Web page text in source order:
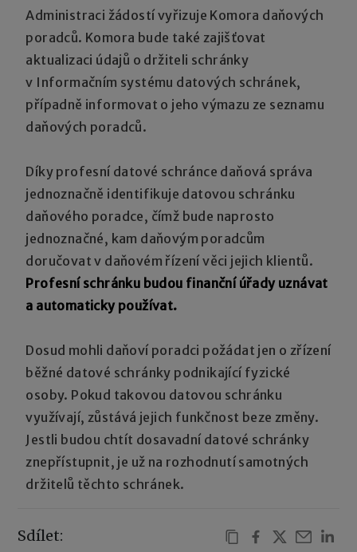
Administraci žádostí vyřizuje Komora daňových
poradců. Komora bude také zajišťovat
aktualizaci údajů o držiteli schránky
v Informačním systému datových schránek,
případně informovat o jeho výmazu ze seznamu
daňových poradců.
Díky profesní datové schránce daňová správa
jednoznačně identifikuje datovou schránku
daňového poradce, čímž bude naprosto
jednoznačné, kam daňovým poradcům
doručovat v daňovém řízení věci jejich klientů.
Profesní schránku budou finanční úřady uznávat
a automaticky používat.
Dosud mohli daňoví poradci požádat jen o zřízení
běžné datové schránky podnikající fyzické
osoby. Pokud takovou datovou schránku
využívají, zůstává jejich funkčnost beze změny.
Jestli budou chtít dosavadní datové schránky
znepřístupnit, je už na rozhodnutí samotných
držitelů těchto schránek.
Sdílet: